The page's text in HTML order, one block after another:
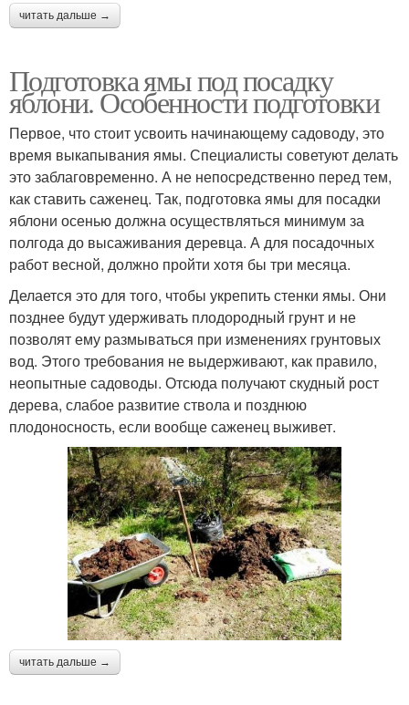
читать дальше →
Подготовка ямы под посадку
яблони. Особенности подготовки
Первое, что стоит усвоить начинающему садоводу, это
время выкапывания ямы. Специалисты советуют делать
это заблаговременно. А не непосредственно перед тем,
как ставить саженец. Так, подготовка ямы для посадки
яблони осенью должна осуществляться минимум за
полгода до высаживания деревца. А для посадочных
работ весной, должно пройти хотя бы три месяца.
Делается это для того, чтобы укрепить стенки ямы. Они
позднее будут удерживать плодородный грунт и не
позволят ему размываться при изменениях грунтовых
вод. Этого требования не выдерживают, как правило,
неопытные садоводы. Отсюда получают скудный рост
дерева, слабое развитие ствола и позднюю
плодоносность, если вообще саженец выживет.
читать дальше →